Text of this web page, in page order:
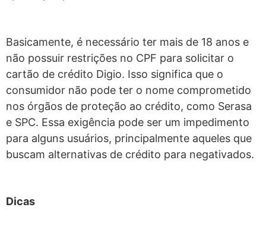
Basicamente, é necessário ter mais de 18 anos e
não possuir restrições no CPF para solicitar o
cartão de crédito Digio. Isso significa que o
consumidor não pode ter o nome comprometido
nos órgãos de proteção ao crédito, como Serasa
e SPC. Essa exigência pode ser um impedimento
para alguns usuários, principalmente aqueles que
buscam alternativas de crédito para negativados.
Dicas